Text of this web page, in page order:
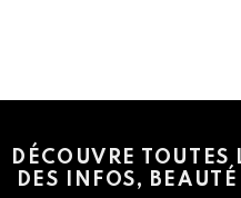
DÉCOUVRE TOUTES
DES INFOS,